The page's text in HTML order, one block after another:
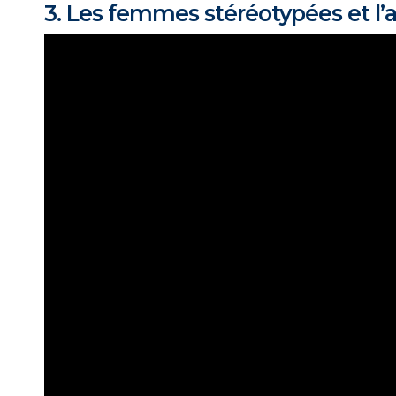
3. Les femmes stéréotypées et